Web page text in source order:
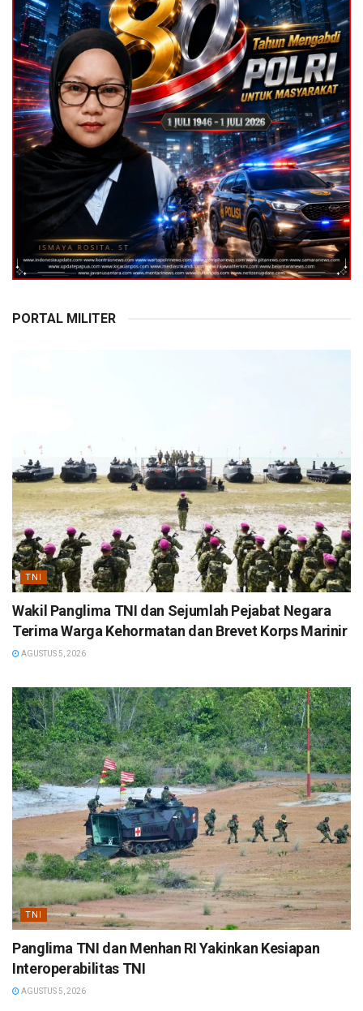
PORTAL MILITER
TNI
Wakil Panglima TNI dan Sejumlah Pejabat Negara
Terima Warga Kehormatan dan Brevet Korps Marinir
AGUSTUS 5, 2026
TNI
Panglima TNI dan Menhan RI Yakinkan Kesiapan
Interoperabilitas TNI
AGUSTUS 5, 2026